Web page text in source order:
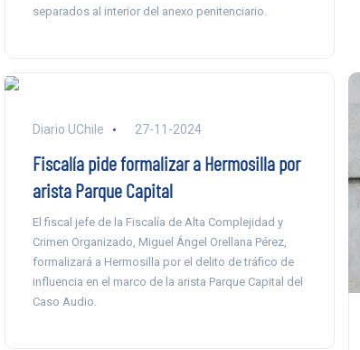
separados al interior del anexo penitenciario.
Diario UChile 27-11-2024
Fiscalía pide formalizar a Hermosilla por
arista Parque Capital
El fiscal jefe de la Fiscalía de Alta Complejidad y
Crimen Organizado, Miguel Ángel Orellana Pérez,
formalizará a Hermosilla por el delito de tráfico de
influencia en el marco de la arista Parque Capital del
Caso Audio.